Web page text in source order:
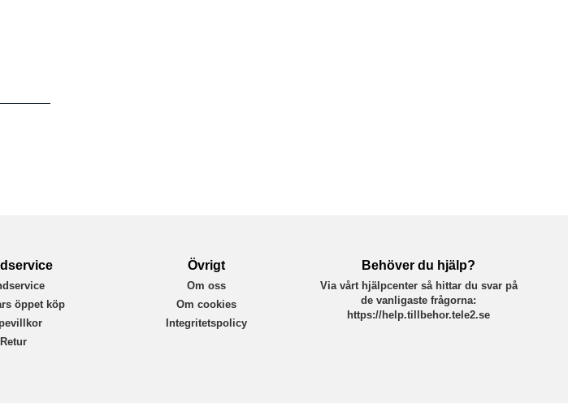
öppet köp
Retur
Övrigt
Om oss
Om cookies
Integritetspolicy
Behöver du hjälp?
Via vårt hjälpcenter så hittar du svar på
de vanligaste frågorna:
https://help.tillbehor.tele2.se